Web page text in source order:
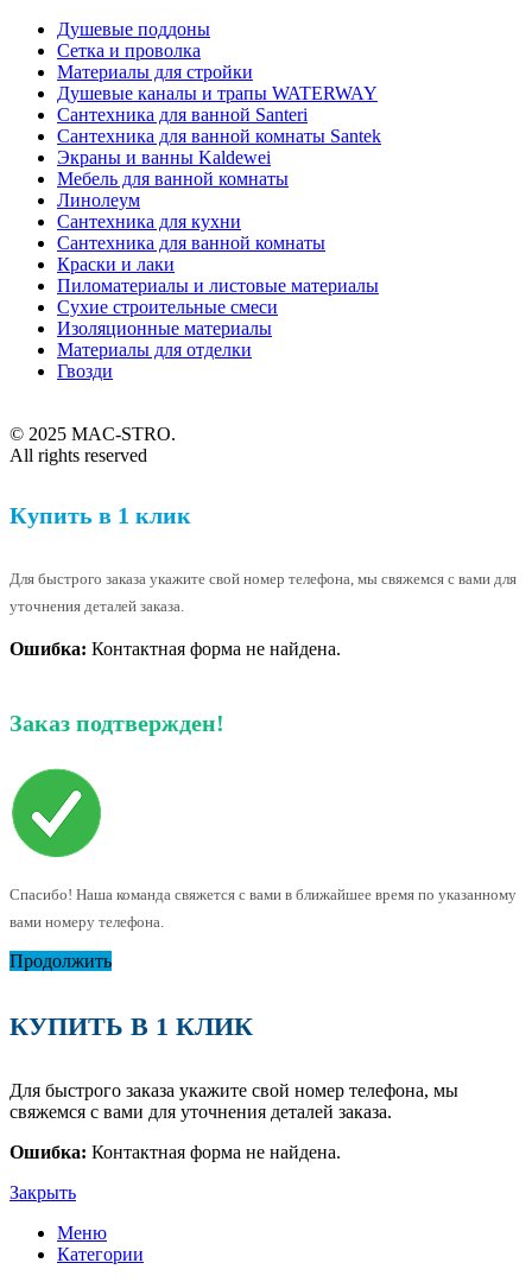
Душевые поддоны
Сетка и проволка
Материалы для стройки
Душевые каналы и трапы WATERWAY
Сантехника для ванной Santeri
Сантехника для ванной комнаты Santek
Экраны и ванны Kaldewei
Мебель для ванной комнаты
Линолеум
Сантехника для кухни
Сантехника для ванной комнаты
Краски и лаки
Пиломатериалы и листовые материалы
Сухие строительные смеси
Изоляционные материалы
Материалы для отделки
Гвозди
© 2025 MAC-STRO.
All rights reserved
Купить в 1 клик
Для быстрого заказа укажите свой номер телефона, мы свяжемся с вами для
уточнения деталей заказа.
Ошибка: Контактная форма не найдена.
Заказ подтвержден!
Спасибо! Наша команда свяжется с вами в ближайшее время по указанному
вами номеру телефона.
Продолжить
КУПИТЬ В 1 КЛИК
Для быстрого заказа укажите свой номер телефона, мы
свяжемся с вами для уточнения деталей заказа.
Ошибка: Контактная форма не найдена.
Закрыть
Меню
Категории